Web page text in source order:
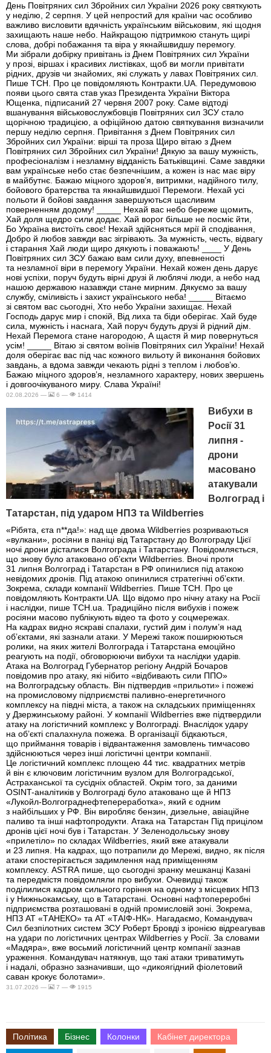
День Повітряних сил Збройних сил України 2026 року святкують
у неділю, 2 серпня. У цей непростий для країни час особливо
важливо висловити вдячність українським військовим, які щодня
захищають наше небо. Найкращою підтримкою стануть щирі
слова, добрі побажання та віра у якнайшвидшу перемогу.
Ми зібрали добірку привітань із Днем Повітряних сил України
у прозі, віршах і красивих листівках, щоб ви могли привітати
рідних, друзів чи знайомих, які служать у лавах Повітряних сил.
Пише ТСН. Про це повідомляють Контракти.UA. Передумовою
появи цього свята став указ Президента України Віктора
Ющенка, підписаний 27 червня 2007 року. Саме відтоді
вшанування військовослужбовців Повітряних сил ЗСУ стало
щорічною традицією, а офіційною датою святкування визначили
першу неділю серпня. Привітання з Днем Повітряних сил
Збройних сил України: вірші та проза Щиро вітаю з Днем
Повітряних сил Збройних сил України! Дякую за вашу мужність,
професіоналізм і незламну відданість Батьківщині. Саме завдяки
вам українське небо стає безпечнішим, а кожен із нас має віру
в майбутнє. Бажаю міцного здоров’я, витримки, надійного тилу,
бойового братерства та якнайшвидшої Перемоги. Нехай усі
польоти й бойові завдання завершуються щасливим
поверненням додому! _____ Нехай вас небо береже щомить,
Хай доля щедро сили додає. Хай ворог більше не посміє йти,
Бо Україна вистоїть своє! Нехай здійсняться мрії й сподівання,
Добро й любов завжди вас зігрівають. За мужність, честь, відвагу
і старання Хай люди щиро дякують і поважають! ____ У День
Повітряних сил ЗСУ бажаю вам сили духу, впевненості
та незламної віри в перемогу України. Нехай кожен день дарує
нові успіхи, поруч будуть вірні друзі й люблячі люди, а небо над
нашою державою назавжди стане мирним. Дякуємо за вашу
службу, сміливість і захист українського неба! _____ Вітаємо
зі святом вас сьогодні, Хто небо України захищає. Нехай
Господь дарує мир і спокій, Від лиха та біди оберігає. Хай буде
сила, мужність і наснага, Хай поруч будуть друзі й рідний дім.
Нехай Перемога стане нагородою, А щастя й мир повернуться
усім! _____ Вітаю зі святом воїнів Повітряних сил України! Нехай
доля оберігає вас під час кожного вильоту й виконання бойових
завдань, а вдома завжди чекають рідні з теплом і любов’ю.
Бажаю міцного здоров’я, незламного характеру, нових звершень
і довгоочікуваного миру. Слава Україні!
02.08.2026 — 6 — 1414
Вибухи в
Росії 31
липня -
дрони
масовано
атакували
Волгоград і
Татарстан, під ударом НПЗ та Wildberries
«Рібята, єта п**да!»: над ще двома Wildberries розриваються
«вулкани», росіяни в паніці від Татарстану до Волгограду Цієї
ночі дрони дісталися Волгограда і Татарстану. Повідомляється,
що знову було атаковано об’єкти Wildberries. Вночі проти
31 липня Волгоград і Татарстан в РФ опинилися під атакою
невідомих дронів. Під атакою опинилися стратегічні об’єкти.
Зокрема, склади компанії Wildberries. Пише ТСН. Про це
повідомляють Контракти.UA. Що відомо про нічну атаку на Росії
і наслідки, пише ТСН.ua. Традиційно після вибухів і пожеж
росіяни масово публікують відео та фото у соцмережах.
На кадрах видно яскраві спалахи, густий дим і полум’я над
об’єктами, які зазнали атаки. У Мережі також поширюються
ролики, на яких жителі Волгограда і Татарстана емоційно
реагують на події, обговорюючи вибухи та наслідки ударів.
Атака на Волгоград Губернатор регіону Андрій Бочаров
повідомив про атаку, які нібито «відбивають сили ППО»
на Волгоградську область. Він підтвердив «прильоти» і пожежі
на промисловому підприємстві паливно-енергетичного
комплексу на півдні міста, а також на складських приміщеннях
у Дзержинському районі. У компанії Wildberries вже підтвердили
атаку на логістичний комплекс у Волгограді. Внаслідок удару
на об’єкті спалахнула пожежа. В організації бідкаються,
що приймання товарів і відвантаження замовлень тимчасово
здійснюються через інші логістичні центри компанії.
Це логістичний комплекс площею 44 тис. квадратних метрів
й він є ключовим логістичним вузлом для Волгоградської,
Астраханської та сусідніх областей. Окрім того, за даними
OSINT-аналітиків у Волгограді було атаковано ще й НПЗ
«Лукойл-Волгограднефтепереработка», який є одним
з найбільших у РФ. Він виробляє бензин, дизельне, авіаційне
паливо та інші нафтопродукти. Атака на Татарстан Під прицілом
дронів цієї ночі був і Татарстан. У Зеленодольську знову
«прилетіло» по складах Wildberries, який вже атакували
и 23 липня. На кадрах, що потрапили до Мережі, видно, як після
атаки спостерігається задимлення над приміщенням
комплексу. ASTRA пише, що сьогодні зранку мешканці Казані
та передмістя повідомляли про вибухи. Очевидці також
поділилися кадром сильного горіння на одному з місцевих НПЗ
і у Нижньокамську, що в Татарстані. Основні нафтопереробні
підприємства розташовані в одній промисловій зоні. Зокрема,
НПЗ АТ «ТАНЕКО» та АТ «ТАІФ-НК». Нагадаємо, Командувач
Сил безпілотних систем ЗСУ Роберт Бровді з іронією відреагував
на удари по логістичних центрах Wildberries у Росії. За словами
«Мадяра», вже восьмий логістичний центр компанії зазнав
ураження. Командувач натякнув, що такі атаки триватимуть
і надалі, образно зазначивши, що «дикоягідний фіолетовий
саван крокує болотами».
31.07.2026 — 7 — 1915
Політика Бізнес Колонки Кабінет директора